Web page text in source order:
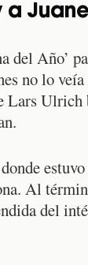
a
del Año’
no lo
Lars
Al
del